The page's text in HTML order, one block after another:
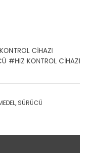
CİHAZI
#HIZ KONTROL CİHAZI
, SÜRÜCÜ